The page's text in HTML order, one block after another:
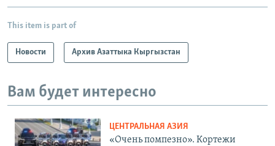
This item is part of
Новости Архив Азаттыка Кыргызстан
Вам будет интересно
ЦЕНТРАЛЬНАЯ АЗИЯ
«Очень помпезно». Кортежи